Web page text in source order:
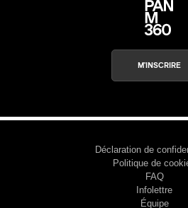
M'INSCRIRE
Déclaration de
Politique de
FAQ
Infolettre
Équipe